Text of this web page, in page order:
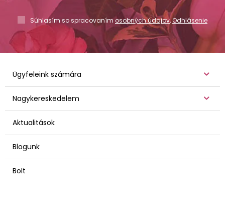
Súhlasím so spracovaním osobných údajov,Odhlásenie
Ügyfeleink számára
Nagykereskedelem
Aktualitások
Blogunk
Bolt